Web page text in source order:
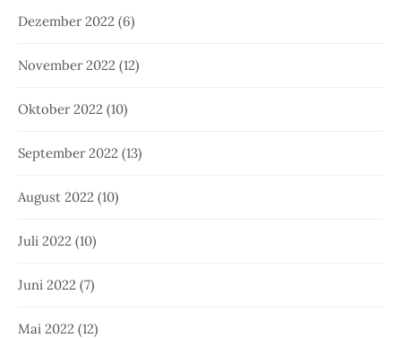
Dezember 2022 (6)
November 2022 (12)
Oktober 2022 (10)
September 2022 (13)
August 2022 (10)
Juli 2022 (10)
Juni 2022 (7)
Mai 2022 (12)